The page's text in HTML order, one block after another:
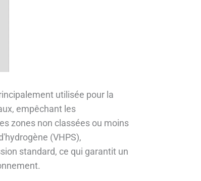
utilisée pour la
empêchant les
zones non classées ou moins
(VHPS),
standard, ce qui garantit un